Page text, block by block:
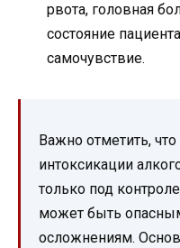
рвота, головная
состояние
самочувствие.
Важно отметить,
интоксикации
только под
может быть
осложнениям.